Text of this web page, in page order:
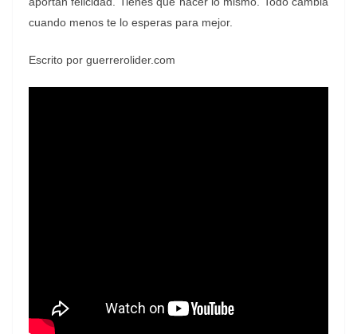
cuando menos te lo esperas para mejor.
Escrito por guerrerolider.com